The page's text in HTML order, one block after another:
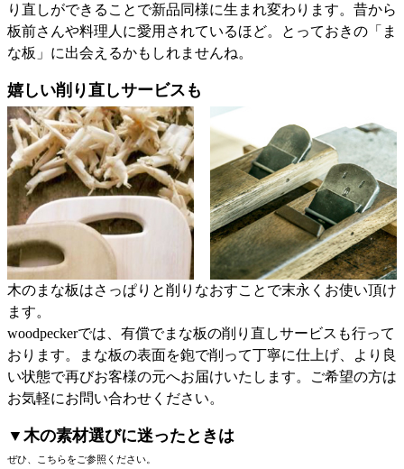
り直しができることで新品同様に生まれ変わります。昔から
板前さんや料理人に愛用されているほど。とっておきの「ま
な板」に出会えるかもしれませんね。
嬉しい削り直しサービスも
木のまな板はさっぱりと削りなおすことで末永くお使い頂け
ます。
woodpeckerでは、有償でまな板の削り直しサービスも行って
おります。まな板の表面を鉋で削って丁寧に仕上げ、より良
い状態で再びお客様の元へお届けいたします。ご希望の方は
お気軽にお問い合わせください。
▼木の素材選びに迷ったときは
ぜひ、こちらをご参照ください。